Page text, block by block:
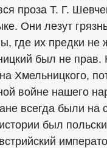
проза Т. Г.
Они лезут
где их предки не
был не
Хмельницкого,
войне нашего
всегда были на
был